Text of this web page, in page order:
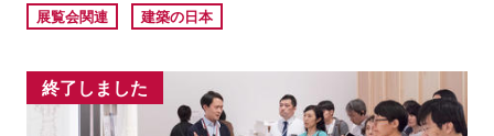
展覧会関連 建築の日本
終了しました